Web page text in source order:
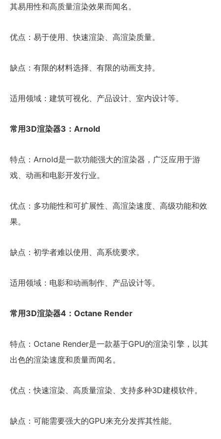
其易用性和高质量渲染效果而闻名。
优点：易于使用、快速渲染、高渲染质量。
缺点：有限的材料选择、有限的动画支持。
适用领域：建筑可视化、产品设计、室内设计等。
常用3D渲染器3：Arnold
特点：Arnold是一款功能强大的渲染器，广泛应用于游
戏、动画和电影开发行业。
优点：多功能性和可扩展性、高渲染速度、高级功能和效
果。
缺点：初学者难以使用、高系统要求。
适用领域：电影和动画制作、产品设计等。
常用3D渲染器4：Octane Render
特点：Octane Render是一款基于GPU的渲染引擎，以其
出色的渲染速度和质量而闻名。
优点：快速渲染、高质量渲染、支持多种3D建模软件。
缺点：可能需要强大的GPU来充分发挥其性能。